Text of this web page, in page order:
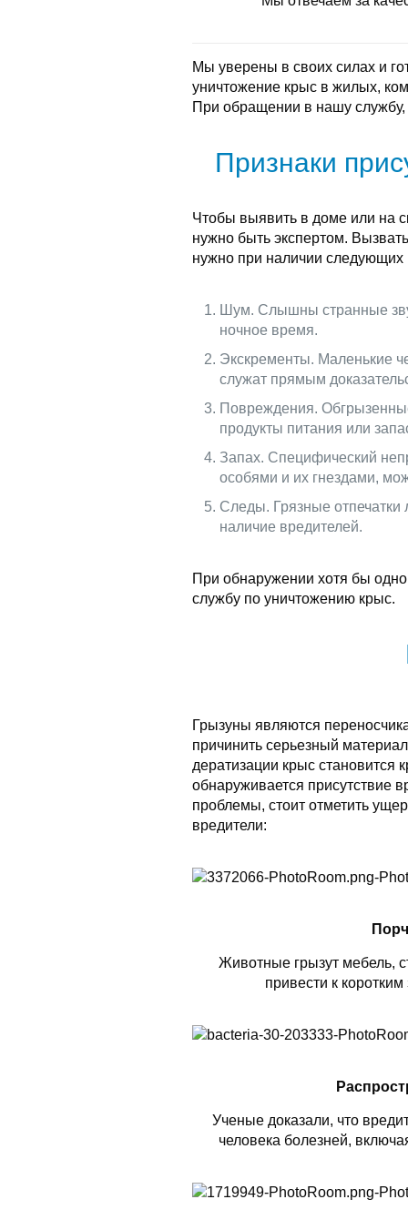
Мы уверены в своих силах и
уничтожение крыс в жилых,
При обращении в нашу
Признаки
Чтобы выявить в доме или на
нужно быть экспертом.
нужно при наличии следующих
Шум. Слышны странные
ночное время.
Экскременты. Маленькие
служат прямым
Повреждения.
продукты питания или
Запах. Специфический
особями и их гнездами,
Следы. Грязные
наличие вредителей.
При обнаружении хотя бы
службу по уничтожению крыс.
Грызуны являются
причинить серьезный
дератизации крыс становится
обнаруживается присутствие
проблемы, стоит отметить
вредители:
Животные грызут мебель,
привести к
Ученые доказали, что
человека болезней,